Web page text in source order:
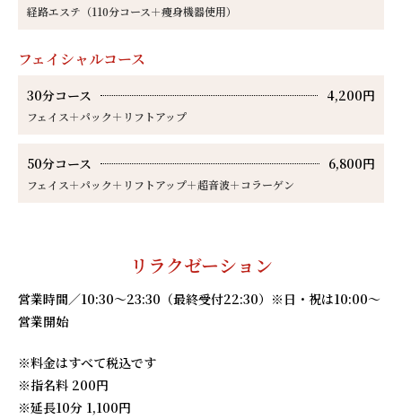
経路エステ（110分コース＋痩身機器使用）
フェイシャルコース
30分コース 4,200円
フェイス＋パック＋リフトアップ
50分コース 6,800円
フェイス＋パック＋リフトアップ＋超音波＋コラーゲン
リラクゼーション
営業時間／10:30～23:30 （最終受付22:30）※日・祝は10:00～
営業開始
※料金はすべて税込です
※指名料 200円
※延長10分 1,100円